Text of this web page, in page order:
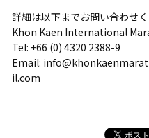
詳細は以下までお問い合わせく
Khon Kaen International
Tel: +66 (0) 4320 2388-9
Email:
il.com